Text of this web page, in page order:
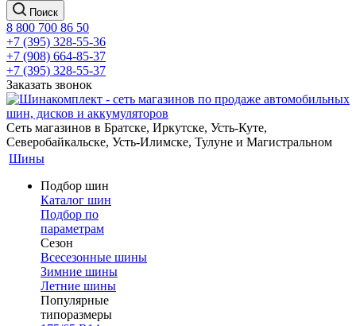
Поиск
8 800 700 86 50
+7 (395) 328-55-36
+7 (908) 664-85-37
+7 (395) 328-55-37
Заказать звонок
Сеть магазинов в Братске, Иркутске, Усть-Куте,
Северобайкальске, Усть-Илимске, Тулуне и Магистральном
Шины
Подбор шин
Каталог шин
Подбор по
параметрам
Сезон
Всесезонные шины
Зимние шины
Летние шины
Популярные
типоразмеры